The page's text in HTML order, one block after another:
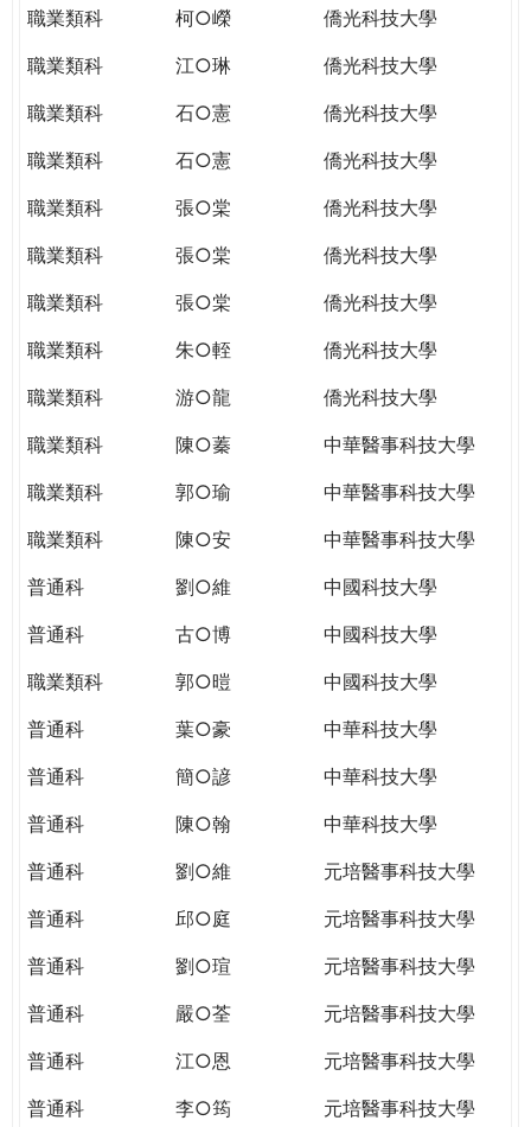
職業類科
柯○嶸
僑光科技大學
職業類科
江○琳
僑光科技大學
職業類科
石○憲
僑光科技大學
職業類科
石○憲
僑光科技大學
職業類科
張○棠
僑光科技大學
職業類科
張○棠
僑光科技大學
職業類科
張○棠
僑光科技大學
職業類科
朱○輊
僑光科技大學
職業類科
游○龍
僑光科技大學
職業類科
陳○蓁
中華醫事科技大學
職業類科
郭○瑜
中華醫事科技大學
職業類科
陳○安
中華醫事科技大學
普通科
劉○維
中國科技大學
普通科
古○博
中國科技大學
職業類科
郭○暟
中國科技大學
普通科
葉○豪
中華科技大學
普通科
簡○諺
中華科技大學
普通科
陳○翰
中華科技大學
普通科
劉○維
元培醫事科技大學
普通科
邱○庭
元培醫事科技大學
普通科
劉○瑄
元培醫事科技大學
普通科
嚴○荃
元培醫事科技大學
普通科
江○恩
元培醫事科技大學
普通科
李○筠
元培醫事科技大學